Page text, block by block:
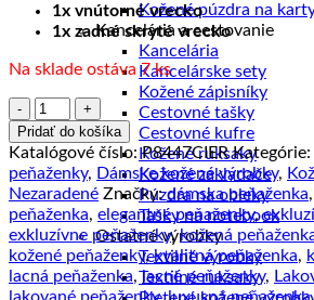
Kožené púzdra na
Kancelária a cestovanie
Kancelária
Kancelárske sety
Kožené zápisníky
Cestovné tašky
Cestovné kufre
Kožené ruksaky
Kožené zakladače
Púzdra na obleky
Tašky na notebook
Ostatné výrobky
Textilné výrobky
Textilné ruksaky
1x vnútorné vrecko
1x zadné skryté vrecko
Na sklade ostáva 7 ks
množstvo
Kožený
francúzsky
mincovník
č.8447
v
čiernej
farbe
Pridať do košíka
Katalógové číslo:P8447CIER Kategórie:
peňaženky, Dámske kožené výrobky,
Nezaradené Značky:dámska peňaženka,
peňaženka, elegantné peňaženky,
exkluzívne peňaženky,kožená
kožené peňaženky,kvalitná peňaženka,
lacná peňaženka,lacné peňaženky,